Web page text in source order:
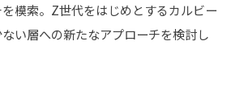
模索。Z世代をはじめとするカルビー
い層への新たなアプローチを検討し